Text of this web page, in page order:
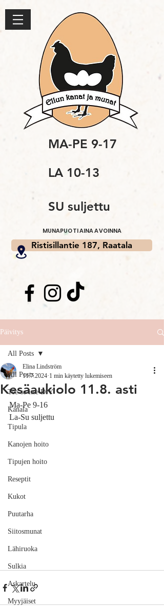
MA-PE 9-17
LA 10-13
SU suljettu
MUNAPUOTI AINA AVOINNA
Ristisillantie 187, Raatala
Päivitys
All Posts
Tee-se-itse DIY
Kanala
Tipula
Kanojen hoito
Tipujen hoito
Reseptit
Kukot
Puutarha
Siitosmunat
Lähiruoka
Sulkia
Askartelu
Myyjäiset
All Posts
Kesäaukiolo 11.8. asti
Elina Lindström
11.7.2024 1 min käytetty lukemiseen
Ma-Pe 9-16
La-Su suljettu